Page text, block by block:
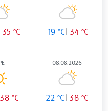
35 °C 19 °C 34 °C
38 °C
08.08.2026
22 °C 38 °C